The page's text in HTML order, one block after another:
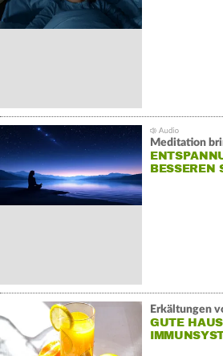
Meditation
BESSEREN
Erkältungen
GUTE